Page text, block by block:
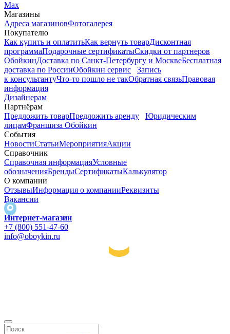
Max
Магазины
Адреса магазиновФотогалерея
Покупателю
Как купить и оплатитьКак вернуть товарДисконтная
программаПодарочные сертификатыСкидки от партнеров
ОбойкинДоставка по Санкт-Петербургу и МосквеБесплатная
доставка по РоссииОбойкин сервис
Запись
к консультантуЧто-то пошло не такОбратная связьПравовая
информация
Дизайнерам
Партнёрам
Предложить товарПредложить аренду
Юридическим
лицамФраншиза Обойкин
События
НовостиСтатьиМероприятияАкции
Справочник
Справочная информацияУсловные
обозначенияБрендыСертификатыКалькулятор
О компании
ОтзывыИнформация о компанииРеквизиты
Вакансии
Интернет-магазин
+7 (800) 551-47-60
info@oboykin.ru